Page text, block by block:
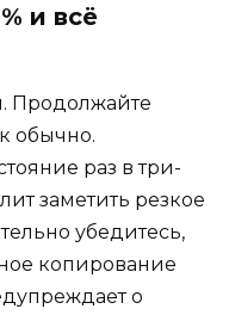
и всё
Продолжайте
обычно.
раз в три-
заметить резкое
убедитесь,
копирование
о